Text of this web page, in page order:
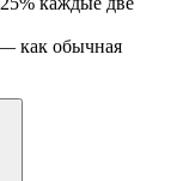
как обычная